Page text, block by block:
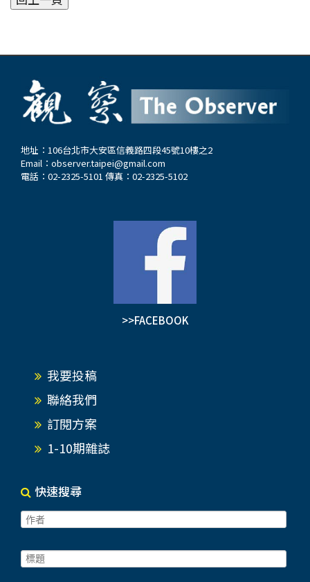
地址：106台北市大安區信義路四段45號10樓之2
Email： observer.taipei@gmail.com
電話：02-2325-5101 傳真：02-2325-5102
>>FACEBOOK
我要投稿
聯絡我們
訂閱方案
1-10期雜誌
快速搜尋